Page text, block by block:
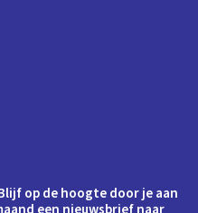
op de hoogte door je aan